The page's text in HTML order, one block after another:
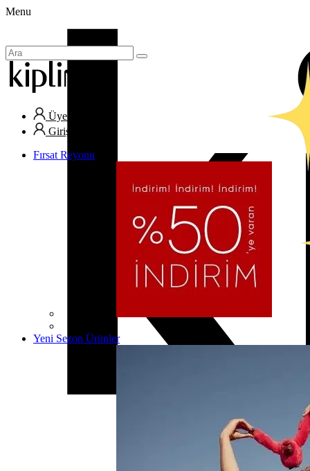
Menu
Üye Ol
Giriş Yap
Fırsat Reyonu
Yeni Sezon Ürünler